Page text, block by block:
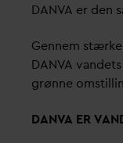
DANVA er den
Gennem
DANVA v
grønne
DANVA ERV